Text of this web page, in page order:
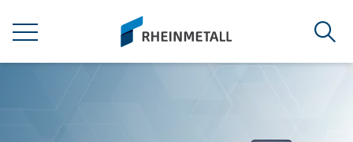
MENU
siteLogo